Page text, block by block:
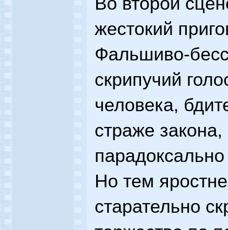
жестокий
Фальшиво-
скрипучий
человека,
страже
Но тем
старательно